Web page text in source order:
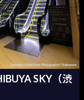
SKY（渋